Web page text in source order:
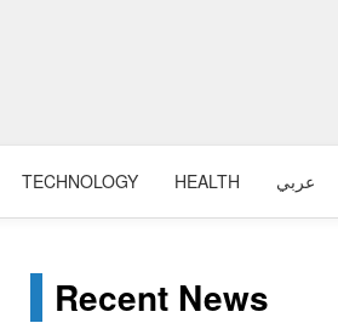
TECHNOLOGY HEALTH عربي
Recent News